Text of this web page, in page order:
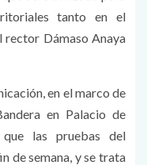
tanto en el
rector Dámaso Anaya
en el marco de
en Palacio de
las pruebas del
de semana, y se trata